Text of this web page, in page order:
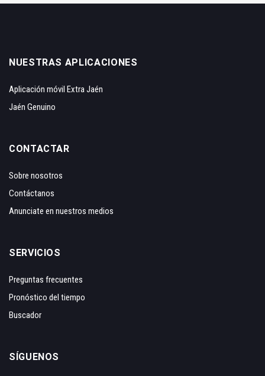
NUESTRAS APLICACIONES
Aplicación móvil Extra Jaén
Jaén Genuino
CONTACTAR
Sobre nosotros
Contáctanos
Anunciate en nuestros medios
SERVICIOS
Preguntas frecuentes
Pronóstico del tiempo
Buscador
SÍGUENOS